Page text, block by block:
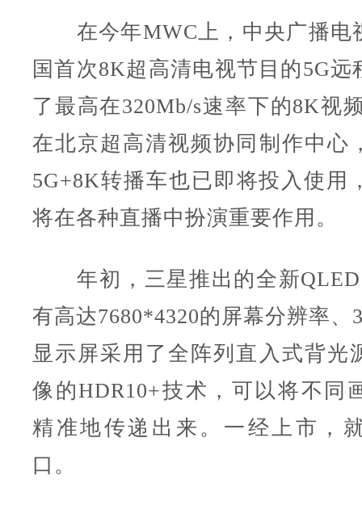
在今年MWC上，中央广播电
国首次8K超高清电视节目的5G远
了最高在320Mb/s速率下的8K视
在北京超高清视频协同制作中心
5G+8K转播车也已即将投入使用
将在各种直播中扮演重要作用。
年初，三星推出的全新QLED
有高达7680*4320的屏幕分辨率、
显示屏采用了全阵列直入式背光
像的HDR10+技术，可以将不同
精准地传递出来。一经上市，
口。